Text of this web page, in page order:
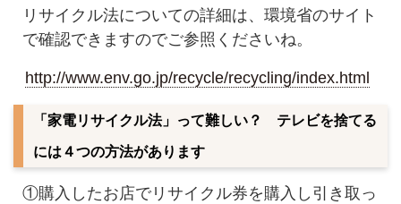
リサイクル法についての詳細は、環境省のサイト
で確認できますのでご参照くださいね。
http://www.env.go.jp/recycle/recycling/index.html
「家電リサイクル法」って難しい？ テレビを捨てる
には４つの方法があります
①購入したお店でリサイクル券を購入し引き取っ